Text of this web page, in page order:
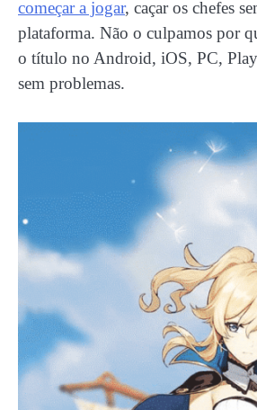
começar a jogar, caçar os chefes
plataforma. Não o culpamos por
o título no Android, iOS, PC,
sem problemas.